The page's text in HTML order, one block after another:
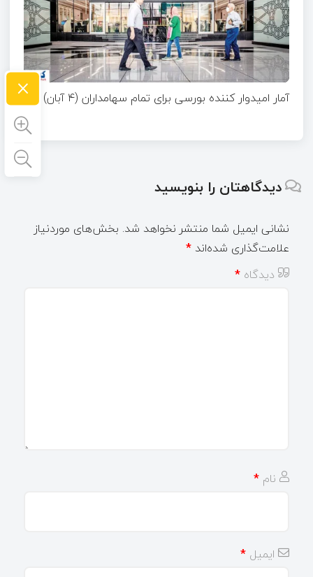
آمار امیدوار کننده بورسی برای تمام سهامداران (۴ آبان)
دیدگاهتان را بنویسید
نشانی ایمیل شما منتشر نخواهد شد. بخش‌های موردنیاز
علامت‌گذاری شده‌اند *
دیدگاه *
نام *
ایمیل *
×